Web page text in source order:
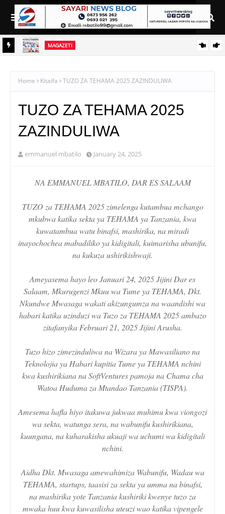
HABARI
Home Kitaifa TUZO ZA TEHAMA 2025 ZAZINDULIWA
TUZO ZA TEHAMA 2025
ZAZINDULIWA
emmanuel mbatilo January 24, 2025
NA EMMANUEL MBATILO, DAR ES SALAAM
TUZO za TEHAMA 2025 zimelenga kutambua mchango
mkubwa katika sekta ya TEHAMA ya Tanzania, kwa
kuwatambua watu binafsi, mashirika, na miradi
inayochochea mabadiliko ya kidigitali, kuimarisha ubunifu,
na kukuza ushirikishwaji.
Ameyasema hayo leo Januari 24, 2025 Jijini Dar es
Salaam, Mkurugenzi Mkuu wa Tume ya TEHAMA, Dkt.
Nkundwe Mwasaga wakati akizungumza na waandishi wa
habari katika uzinduzi wa Tuzo za TEHAMA 2025 ambazo
zitafanyika Februari 21, 2025 Jijini Arusha.
Tuzo hizo zimezinduliwa na Wizara ya Mawasiliano na
Teknolojia ya Habari kupitia Tume ya TEHAMA nchini
kwa kushirikiana na SoftVentures pamoja na Chama cha
Watoa Huduma za Mtandao Tanzania (TISPA).
Amesema hafla hiyo itakuwa jukwaa muhimu kwa viongozi
wa sekta, watunga sera, na wabunifu kushirikiana,
kuungana, na kuharakisha ukuaji wa uchumi wa kidigitali
nchini.
Aidha Dkt. Mwasaga amewahimiza Wabunifu, Wadau wa
TEHAMA, startups, taasisi za sekta ya umma na binafsi,
na mashirika yote Tanzania kushiriki kwenye tuzo za
mwaka huu kwa kuwasilisha uteuzi wao katika vipengele